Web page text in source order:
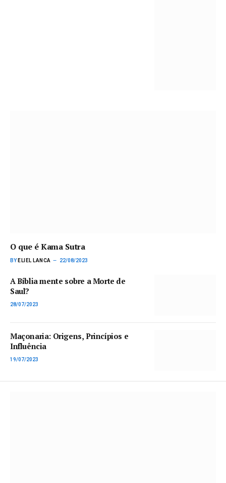
O que é Kama Sutra
BY ELIEL LANCA 22/08/2023
A Bíblia mente sobre a Morte de
Saul?
28/07/2023
Maçonaria: Origens, Princípios e
Influência
19/07/2023